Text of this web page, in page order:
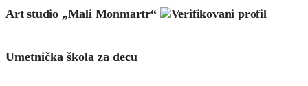
Art studio „Mali Monmartr“
Umetnička škola za decu